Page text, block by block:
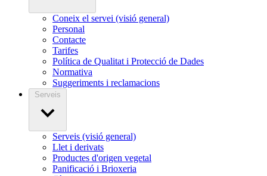
Coneix el servei (visió general)
Personal
Contacte
Tarifes
Política de Qualitat i Protecció de Dades
Normativa
Suggeriments i reclamacions
Serveis
Serveis (visió general)
Llet i derivats
Productes d'origen vegetal
Panificació i Brioxeria